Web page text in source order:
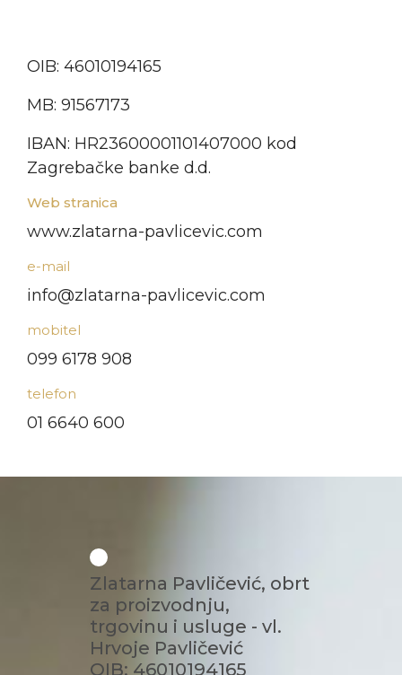
OIB: 46010194165
MB: 91567173
IBAN: HR23600001101407000 kod
Zagrebačke banke d.d.
Web stranica
www.zlatarna-pavlicevic.com
e-mail
info@zlatarna-pavlicevic.com
mobitel
099 6178 908
telefon
01 6640 600
Zlatarna Pavličević, obrt
za proizvodnju,
trgovinu i usluge - vl.
Hrvoje Pavličević
OIB: 46010194165